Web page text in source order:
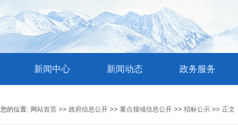
新闻中心 新闻动态 政务服务
您的位置: 网站首页 >>政府信息公开 >>重点领域信息公开 >>招标公示 >>正文